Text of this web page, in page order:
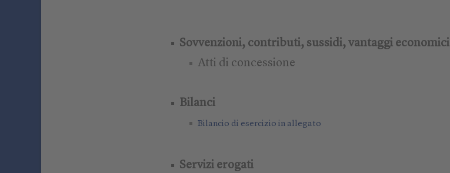
Sovvenzioni, contributi, sussidi, vantaggi economici
Atti di concessione
Bilanci
Bilancio di esercizio in allegato
Servizi erogati